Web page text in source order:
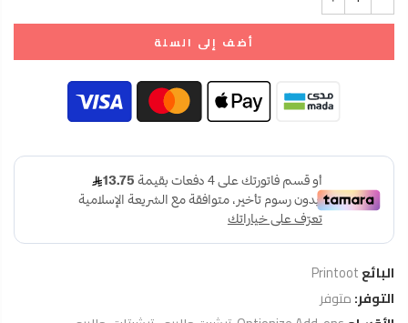
أضف إلى السلة
البائعPrintoot
التوفر:متوفر